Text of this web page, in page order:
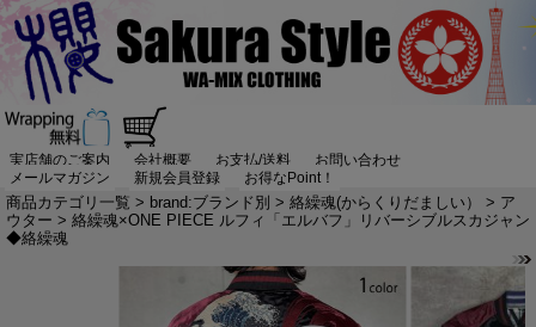
実店舗のご案内 会社概要 お支払/送料
お問い合わせ
メールマガジン
新規会員登録 お得なPoint！
商品カテゴリ一覧 > brand:ブランド別 > 絡繰魂(からくりだましい） > ア
ウター > 絡繰魂×ONE PIECE ルフィ「エルバフ」リバーシブルスカジャン
◆絡繰魂